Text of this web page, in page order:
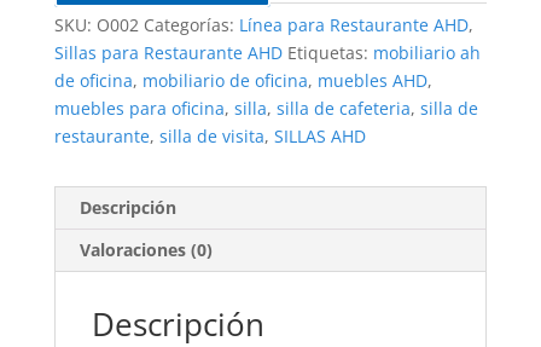
SKU: O002 Categorías: Línea para Restaurante AHD,
Sillas para Restaurante AHD Etiquetas: mobiliario ah
de oficina, mobiliario de oficina, muebles AHD,
muebles para oficina, silla, silla de cafeteria, silla de
restaurante, silla de visita, SILLAS AHD
Descripción
Valoraciones (0)
Descripción